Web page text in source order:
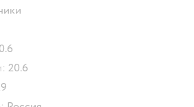
0.6
20.6